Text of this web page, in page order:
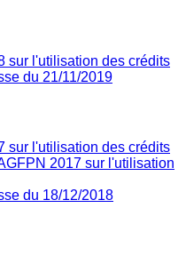
sur l'utilisation des crédits
du 21/11/2019
sur l'utilisation des crédits
2017 sur l'utilisation
du 18/12/2018